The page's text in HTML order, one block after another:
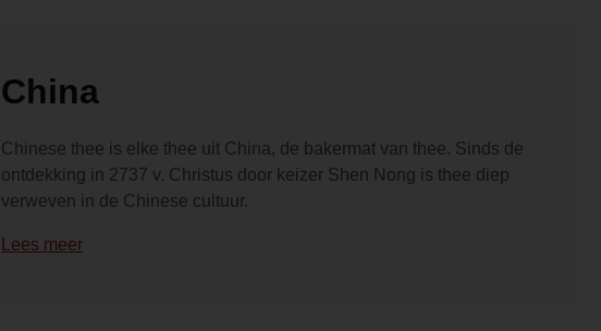
China
Chinese thee is elke thee uit China, de bakermat van thee. Sinds de
ontdekking in 2737 v. Christus door keizer Shen Nong is thee diep
verweven in de Chinese cultuur.
Lees meer